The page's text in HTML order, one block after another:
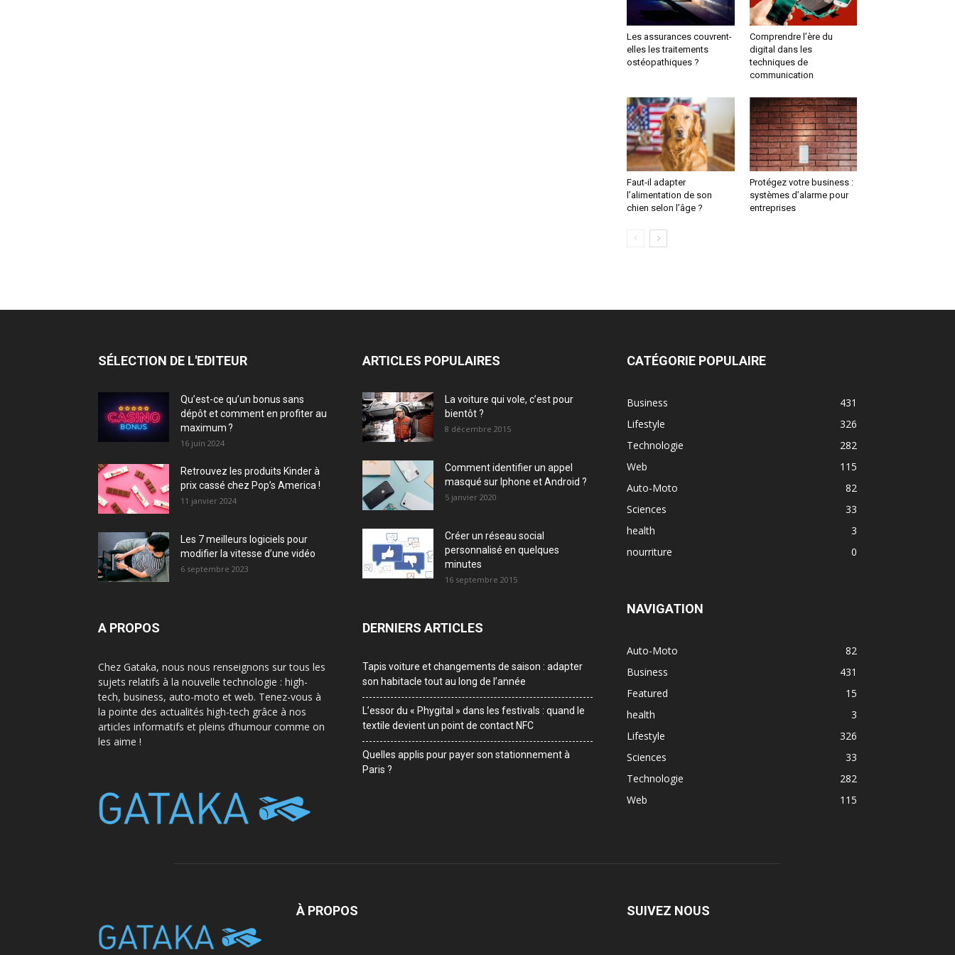
Les assurances couvrent-
elles les traitements
ostéopathiques ?
Comprendre l’ère du
digital dans les
techniques de
communication
Faut-il adapter
l’alimentation de son
chien selon l’âge ?
Protégez votre business :
systèmes d’alarme pour
entreprises
SÉLECTION DE L'EDITEUR
Qu’est-ce qu’un bonus sans
dépôt et comment en profiter au
maximum ?
16 juin 2024
Retrouvez les produits Kinder à
prix cassé chez Pop’s America !
11 janvier 2024
Les 7 meilleurs logiciels pour
modifier la vitesse d’une vidéo
6 septembre 2023
A PROPOS
Chez Gataka, nous nous renseignons sur tous les
sujets relatifs à la nouvelle technologie : high-
tech, business, auto-moto et web. Tenez-vous à
la pointe des actualités high-tech grâce à nos
articles informatifs et pleins d’humour comme on
les aime !
ARTICLES POPULAIRES
La voiture qui vole, c’est pour
bientôt ?
8 décembre 2015
Comment identifier un appel
masqué sur Iphone et Android ?
5 janvier 2020
Créer un réseau social
personnalisé en quelques
minutes
16 septembre 2015
DERNIERS ARTICLES
Tapis voiture et changements de saison : adapter
son habitacle tout au long de l’année
L’essor du « Phygital » dans les festivals : quand le
textile devient un point de contact NFC
Quelles applis pour payer son stationnement à
Paris ?
CATÉGORIE POPULAIRE
Business
431
Lifestyle
326
Technologie
282
Web
115
Auto-Moto
82
Sciences
33
health
3
nourriture
0
NAVIGATION
Auto-Moto
82
Business
431
Featured
15
health
3
Lifestyle
326
Sciences
33
Technologie
282
Web
115
À PROPOS SUIVEZ NOUS